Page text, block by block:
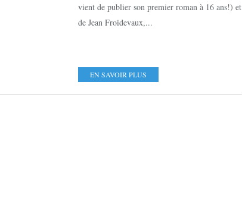
vient de publier son premier roman à 16 ans!) et
de Jean Froidevaux,...
EN SAVOIR PLUS